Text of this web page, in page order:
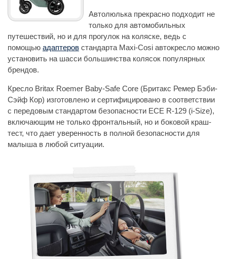
Автолюлька прекрасно подходит не
только для автомобильных
путешествий, но и для прогулок на коляске, ведь с
помощью адаптеров стандарта Maxi-Cosi автокресло можно
установить на шасси большинства колясок популярных
брендов.
Кресло Britax Roemer Baby-Safe Core (Бритакс Ремер Бэби-
Сэйф Кор) изготовлено и сертифицировано в соответствии
с передовым стандартом безопасности ECE R-129 (i-Size),
включающим не только фронтальный, но и боковой краш-
тест, что дает уверенность в полной безопасности для
малыша в любой ситуации.